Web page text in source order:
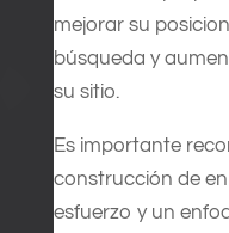
mejorar su
búsqueda y
su sitio.
Es importante
construcción de
esfuerzo y un